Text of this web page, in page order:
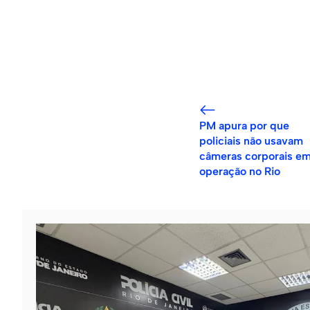
PM apura por que
policiais não usavam
câmeras corporais
operação no Rio